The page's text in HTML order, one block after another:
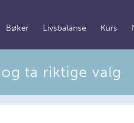
Bøker Livsbalanse Kurs
og ta riktige valg